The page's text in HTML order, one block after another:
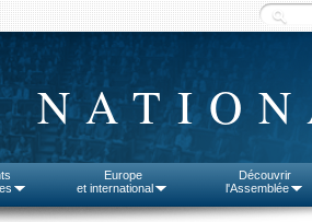
Europe
et international
Découvrir
l'Assemblée